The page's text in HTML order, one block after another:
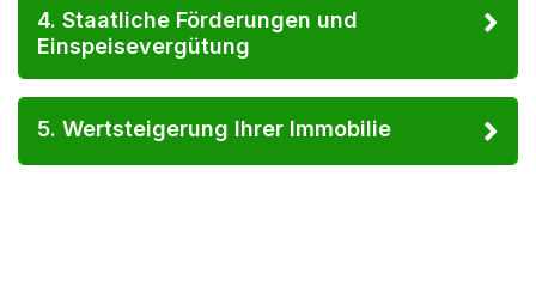
4. Staatliche Förderungen und
Einspeisevergütung
5. Wertsteigerung Ihrer Immobilie